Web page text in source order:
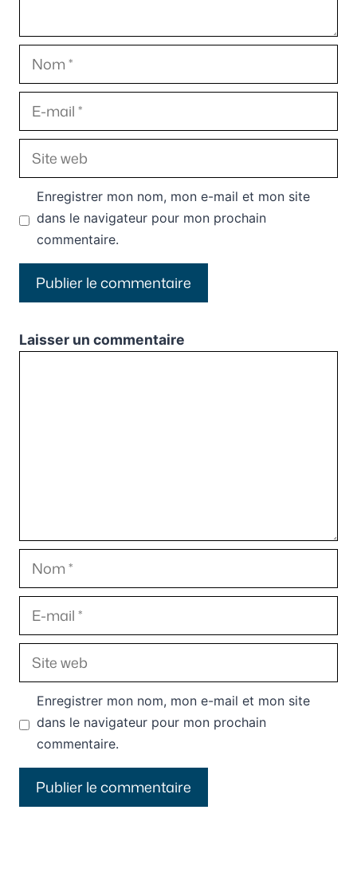
Nom
E-
mail
Site
web
Enregistrer mon nom, mon e-mail et mon site
dans le navigateur pour mon prochain
commentaire.
Laisser un commentaire
Nom
E-
mail
Site
web
Enregistrer mon nom, mon e-mail et mon site
dans le navigateur pour mon prochain
commentaire.